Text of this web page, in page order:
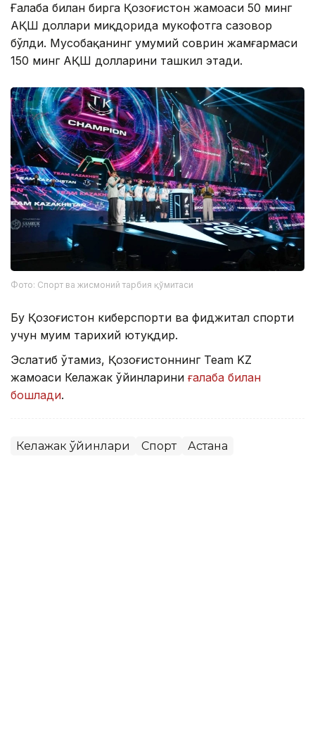
Ғалаба билан бирга Қозоғистон жамоаси 50 минг
АҚШ доллари миқдорида мукофотга сазовор
бўлди. Мусобақанинг умумий соврин жамғармаси
150 минг АҚШ долларини ташкил этади.
Фото: Спорт ва жисмоний тарбия қўмитаси
Бу Қозоғистон киберспорти ва фиджитал спорти
учун муҳим тарихий ютуқдир.
Эслатиб ўтамиз, Қозоғистоннинг Team KZ
жамоаси Келажак ўйинларини ғалаба билан
бошлади.
Келажак ўйинлари Спорт Астана